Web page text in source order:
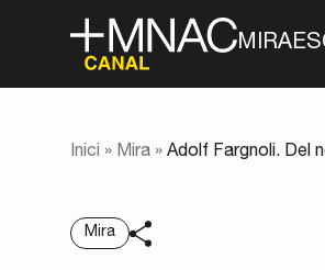
MIRA
Inici » Mira » Adolf Fargnoli. Del
Mira